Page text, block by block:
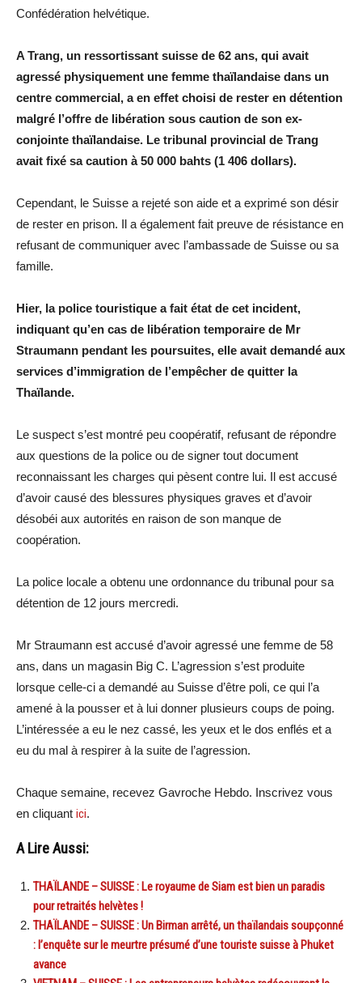
Confédération helvétique.
A Trang, un ressortissant suisse de 62 ans, qui avait
agressé physiquement une femme thaïlandaise dans un
centre commercial, a en effet choisi de rester en détention
malgré l’offre de libération sous caution de son ex-
conjointe thaïlandaise. Le tribunal provincial de Trang
avait fixé sa caution à 50 000 bahts (1 406 dollars).
Cependant, le Suisse a rejeté son aide et a exprimé son désir
de rester en prison. Il a également fait preuve de résistance en
refusant de communiquer avec l’ambassade de Suisse ou sa
famille.
Hier, la police touristique a fait état de cet incident,
indiquant qu’en cas de libération temporaire de Mr
Straumann pendant les poursuites, elle avait demandé aux
services d’immigration de l’empêcher de quitter la
Thaïlande.
Le suspect s’est montré peu coopératif, refusant de répondre
aux questions de la police ou de signer tout document
reconnaissant les charges qui pèsent contre lui. Il est accusé
d’avoir causé des blessures physiques graves et d’avoir
désobéi aux autorités en raison de son manque de
coopération.
La police locale a obtenu une ordonnance du tribunal pour sa
détention de 12 jours mercredi.
Mr Straumann est accusé d’avoir agressé une femme de 58
ans, dans un magasin Big C. L’agression s’est produite
lorsque celle-ci a demandé au Suisse d’être poli, ce qui l’a
amené à la pousser et à lui donner plusieurs coups de poing.
L’intéressée a eu le nez cassé, les yeux et le dos enflés et a
eu du mal à respirer à la suite de l’agression.
Chaque semaine, recevez Gavroche Hebdo. Inscrivez vous
en cliquant ici.
A Lire Aussi:
THAÏLANDE – SUISSE : Le royaume de Siam est bien un paradis
pour retraités helvètes !
THAÏLANDE – SUISSE : Un Birman arrêté, un thaïlandais soupçonné
: l’enquête sur le meurtre présumé d’une touriste suisse à Phuket
avance